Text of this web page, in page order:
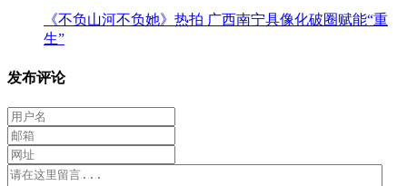
《不负山河不负她》热拍 广西南宁具像化破圈赋能“重
生”
发布评论